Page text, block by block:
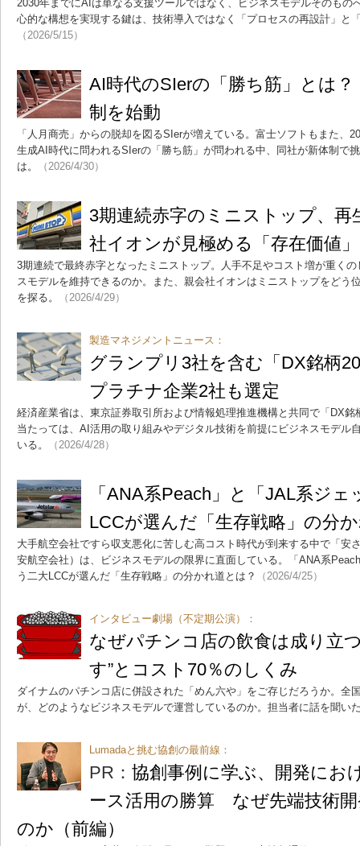
2030年までにAIは単なる支援ツールではなく、ビジネスモデルそのもの
心的な構想を実現する鍵は、技術導入ではなく「プロセスの再設計」と
（2026/5/15）
AI時代のSIerの「勝ち筋」とは
制を始動
「人月商売」からの脱却を図るSIerが増えている。富士ソフトもまた、
生成AI時代に問われるSIerの「勝ち筋」が問われる中、同社が新体制で
は。
（2026/4/30）
3期連続赤字のミニストップ、
社イオンが見極める「存在価値」
3期連続で最終赤字となったミニストップ。人手不足やコスト増が重く
スモデルを維持できるのか。また、親会社イオンはミニストップをどう
を探る。
（2026/4/29）
製造マネジメントニュース：
グランプリ3社を含む「DX銘柄
プラチナ企業2社も選定
経済産業省は、東京証券取引所および情報処理推進機構と共同で「DX
当たっては、AI活用の取り組みやデジタル技術を前提にビジネスモデル
いる。
（2026/4/28）
「ANA系Peach」と「JAL系ジ
LCCが選んだ「生存戦略」の分
大手航空会社ですら収支悪化に苦しむ高コスト時代が到来する中で「安
安航空会社）は、ビジネスモデルの限界に直面している。「ANA系
う二大LCCが選んだ「生存戦略」の分かれ道とは？
（2026/4/25）
インタビュー劇場（不定期公演）：
なぜパチンコ店の飲食は成り立
す”とコスト70％のしくみ
ダイナムのパチンコ店に併設された「めん六や」をご存じだろうか。全
が、どのようなビジネスモデルで運営しているのか。担当者に話を聞い
Lumadaと挑む協創の最前線：
PR： 協創事例に学ぶ、開発にお
ース活用の勝算 なぜ先端技術
のか（前編）